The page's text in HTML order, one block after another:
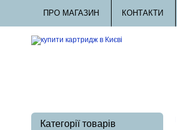
ПРО МАГАЗИН КОНТАКТИ
Категорії товарів